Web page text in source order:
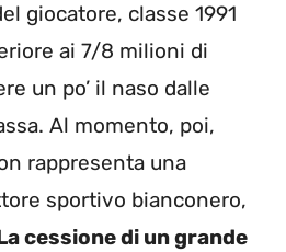
giocatore, classe 1991
ai 7/8 milioni di
un po’ il naso dalle
Al momento, poi,
rappresenta una
sportivo bianconero,
cessione di un grande